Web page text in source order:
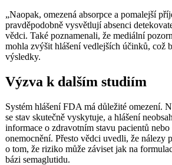
„Naopak, omezená absorpce a pomalejší
pravděpodobně vysvětlují absenci
vědci. Také poznamenali, že mediální
mohla zvýšit hlášení vedlejších účinků, což
výsledky.
Výzva k dalším studiím
Systém hlášení FDA má důležité omezení.
se stav skutečně vyskytuje, a hlášení
informace o zdravotním stavu pacientů nebo
onemocnění. Přesto vědci uvedli, že nálezy
o tom, že riziko může záviset jak na
bázi semaglutidu.